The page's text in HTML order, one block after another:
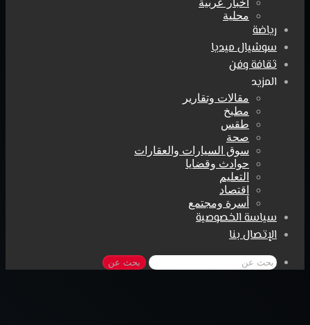
اخبار عربية
محلية
رياضة
سوشيال ميديا
ثقافة وفن
المزيد
مقالات وتقارير
مطبخ
طقس
صحة
سوق السيارات والعقارات
حوادث وقضايا
التعليم
اقتصاد
أسرة ومجتمع
سياسة الخصوصية
الإتصال بنا
بحث عن